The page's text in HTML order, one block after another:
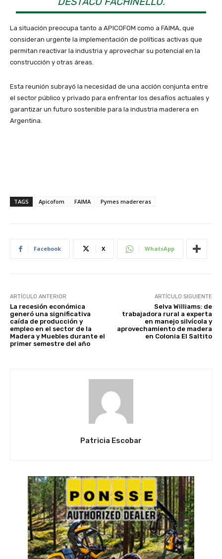
La situación preocupa tanto a APICOFOM como a FAIMA, que
consideran urgente la implementación de políticas activas que
permitan reactivar la industria y aprovechar su potencial en la
construcción y otras áreas.
Esta reunión subrayó la necesidad de una acción conjunta entre
el sector público y privado para enfrentar los desafíos actuales y
garantizar un futuro sostenible para la industria maderera en
Argentina.
TAGS Apicofom FAIMA Pymes madereras
Facebook X WhatsApp
ARTÍCULO ANTERIOR
La recesión económica
generó una significativa
caída de producción y
empleo en el sector de la
Madera y Muebles durante el
primer semestre del año
ARTÍCULO SIGUIENTE
Selva Williams: de
trabajadora rural a experta
en manejo silvícola y
aprovechamiento de madera
en Colonia El Saltito
Patricia Escobar